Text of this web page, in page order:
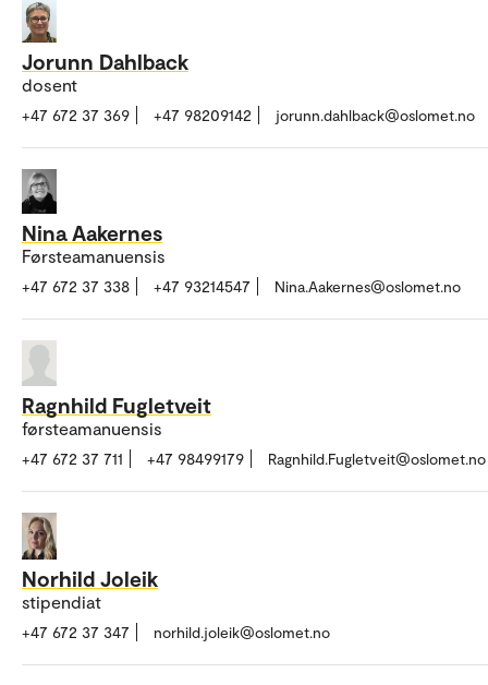
Jorunn Dahlback
dosent
+47 672 37 369 +47 98209142 jorunn.dahlback@oslomet.no
Nina Aakernes
Førsteamanuensis
+47 672 37 338 +47 93214547 Nina.Aakernes@oslomet.no
Ragnhild Fugletveit
førsteamanuensis
+47 672 37 711 +47 98499179 Ragnhild.Fugletveit@oslomet.no
Norhild Joleik
stipendiat
+47 672 37 347 norhild.joleik@oslomet.no